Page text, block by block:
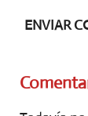
ENVIAR